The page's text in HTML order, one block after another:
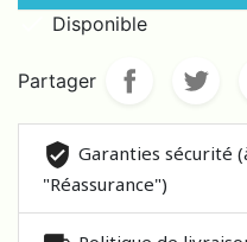
Disponible
Partager
Garanties sécurité
"Réassurance")